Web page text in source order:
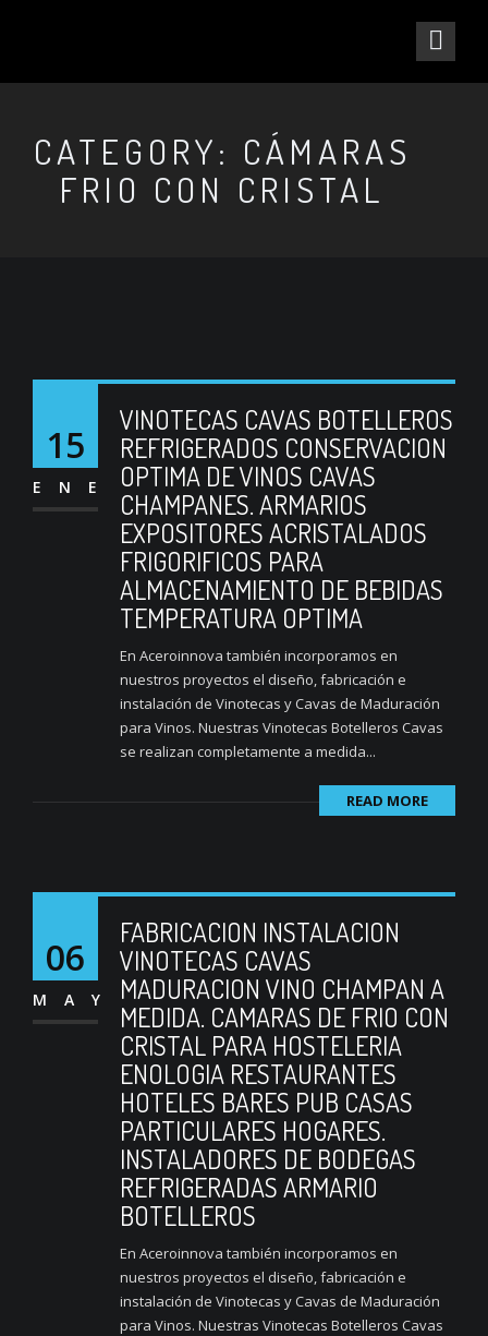
CATEGORY: CÁMARAS
FRIO CON CRISTAL
15
ENE
VINOTECAS CAVAS BOTELLEROS
REFRIGERADOS CONSERVACION
OPTIMA DE VINOS CAVAS
CHAMPANES. ARMARIOS
EXPOSITORES ACRISTALADOS
FRIGORIFICOS PARA
ALMACENAMIENTO DE BEBIDAS
TEMPERATURA OPTIMA
En Aceroinnova también incorporamos en
nuestros proyectos el diseño, fabricación e
instalación de Vinotecas y Cavas de Maduración
para Vinos. Nuestras Vinotecas Botelleros Cavas
se realizan completamente a medida...
READ MORE
06
MAY
FABRICACION INSTALACION
VINOTECAS CAVAS
MADURACION VINO CHAMPAN A
MEDIDA. CAMARAS DE FRIO CON
CRISTAL PARA HOSTELERIA
ENOLOGIA RESTAURANTES
HOTELES BARES PUB CASAS
PARTICULARES HOGARES.
INSTALADORES DE BODEGAS
REFRIGERADAS ARMARIO
BOTELLEROS
En Aceroinnova también incorporamos en
nuestros proyectos el diseño, fabricación e
instalación de Vinotecas y Cavas de Maduración
para Vinos. Nuestras Vinotecas Botelleros Cavas